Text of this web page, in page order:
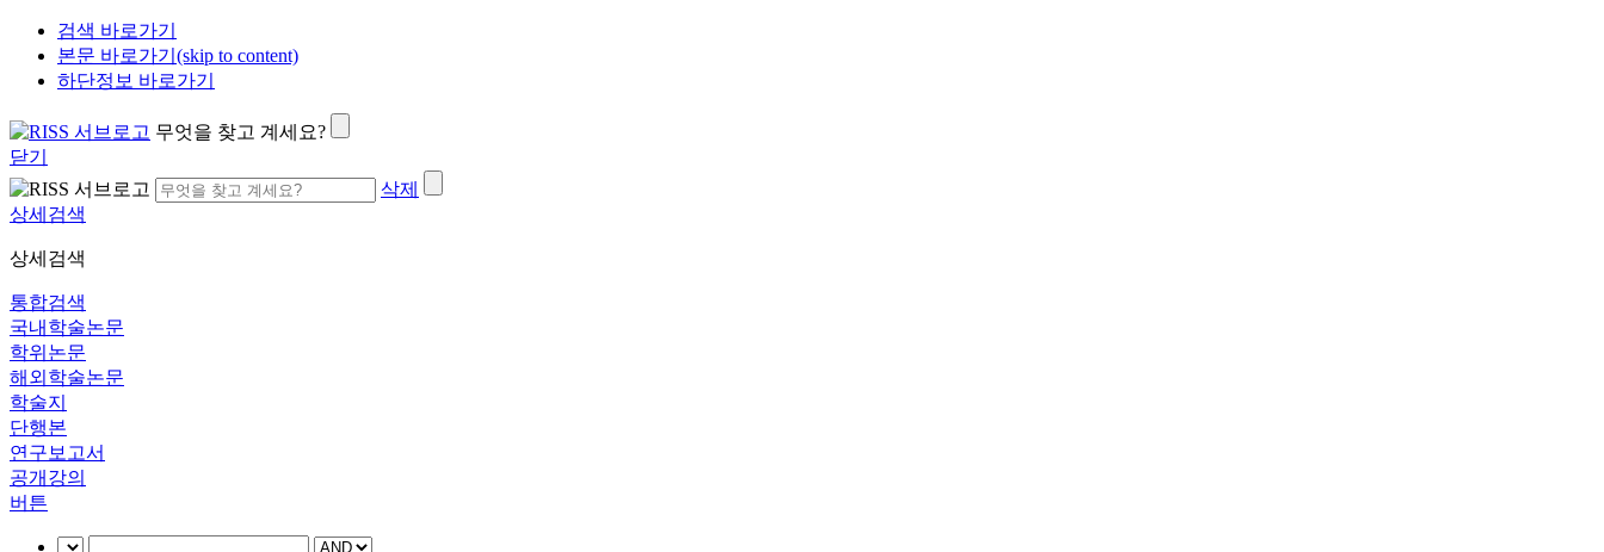
검색 바로가기
본문 바로가기(skip to content)
하단정보 바로가기
무엇을 찾고 계세요?
닫기
삭제
상세검색
상세검색
통합검색
국내학술논문
학위논문
해외학술논문
학술지
단행본
연구보고서
공개강의
버튼